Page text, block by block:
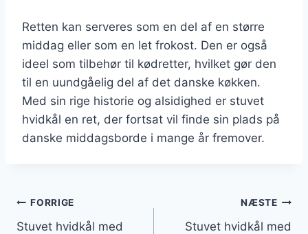
Retten kan serveres som en del af en større
middag eller som en let frokost. Den er også
ideel som tilbehør til kødretter, hvilket gør den
til en uundgåelig del af det danske køkken.
Med sin rige historie og alsidighed er stuvet
hvidkål en ret, der fortsat vil finde sin plads på
danske middagsborde i mange år fremover.
Indlægsnavigation
FORRIGE
Stuvet hvidkål med
NÆSTE
Stuvet hvidkål med